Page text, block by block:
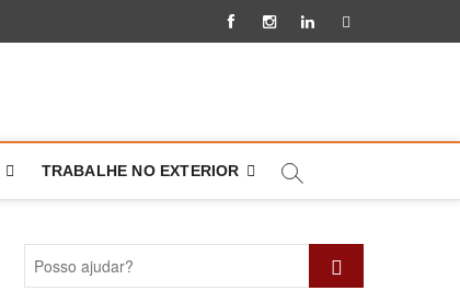
FacebookInstagramLinkedinPinterest
TRABALHE NO EXTERIOR
ajudar?